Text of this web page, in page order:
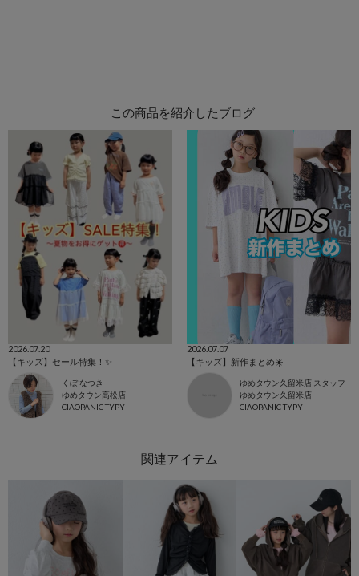
この商品を紹介したブログ
2026.07.20
【キッズ】セール特集！✨
くぼ なつき
ゆめタウン高松店
CIAOPANIC TYPY
2026.07.07
【キッズ】新作まとめ☀️
ゆめタウン久留米店 スタッフ
ゆめタウン久留米店
CIAOPANIC TYPY